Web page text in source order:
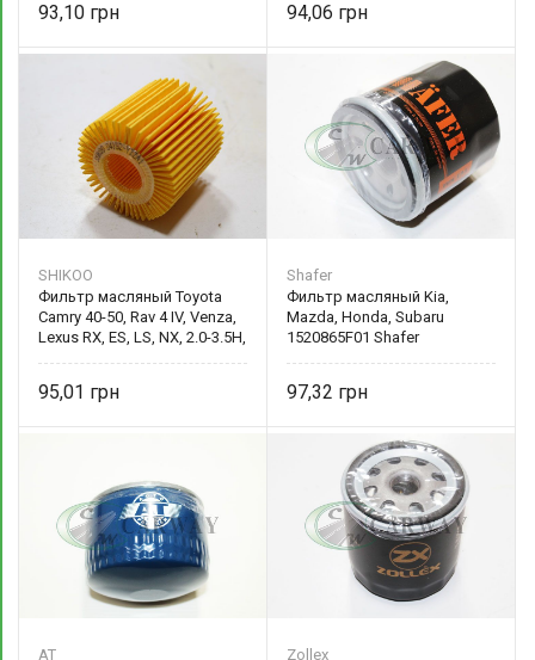
93,10 94,06
SHIKOO
Фильтр масляный Toyota
Camry 40-50, Rav 4 IV, Venza,
Lexus RX, ES, LS, NX, 2.0-3.5H,
95,01
Shafer
Фильтр масляный Kia,
Mazda, Honda, Subaru
1520865F01 Shafer
97,32
AT Zollex